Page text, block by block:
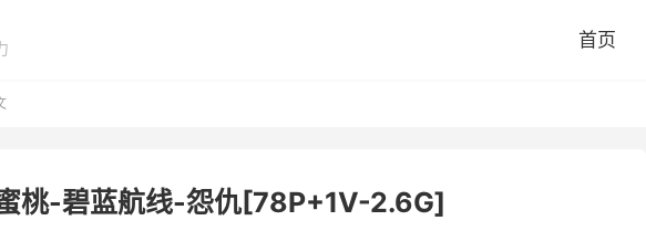
首页
桃-碧蓝航线-怨仇[78P+1V-2.6G]